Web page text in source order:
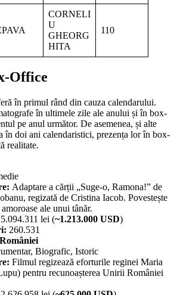
CORNELI
U
GHEORG
HITA
110
Office
în primul rând din cauza calendarului.
în ultimele zile ale anului și în box-
pe anul următor. De asemenea, și alte
în doi ani calendaristici, prezența lor în box-
realitate.
Adaptare a cărții „Suge-o, Ramona!” de
regizată de Cristina Iacob. Povestește
ale unui tânăr.
5.094.311 lei (~1.213.000 USD)
260.531
Biografic, Istoric
Filmul regizează eforturile reginei Maria
pentru recunoașterea Unirii României